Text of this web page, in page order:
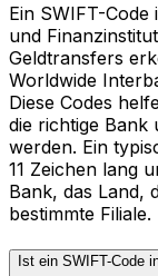
Ein SWIFT-Code
und
Geldtransfers
Worldwide
Diese Codes
die richtige Bank
werden. Ein
11 Zeichen lang
Bank, das Land,
bestimmte Filiale.
Ist ein SWIFT-Code